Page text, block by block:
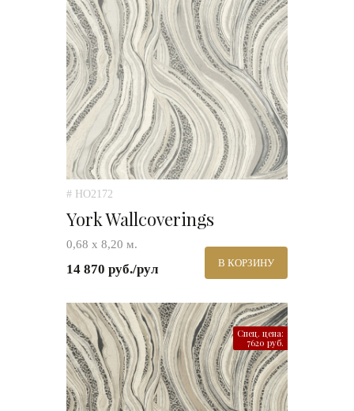
# HO2172
York Wallcoverings
0,68 х 8,20 м.
14 870 руб./рул В КОРЗИНУ
Спец. цена:
7620 руб.